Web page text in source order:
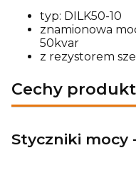
typ: DILK50-10
znamionowa
50kvar
z rezystorem
Cechy
Styczniki mocy